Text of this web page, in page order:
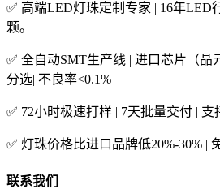
✅ 高端LED灯珠定制专家 | 16年LED
颗。
✅ 全自动SMT生产线 | 进口芯片（晶
分选| 不良率<0.1%
✅ 72小时极速打样 | 7天批量交付 | 支
✅ 灯珠价格比进口品牌低20%-30% |
联系我们